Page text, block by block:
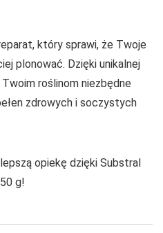
który sprawi, że Twoje
plonować. Dzięki unikalnej
roślinom niezbędne
zdrowych i soczystych
opiekę dzięki Substral
g!